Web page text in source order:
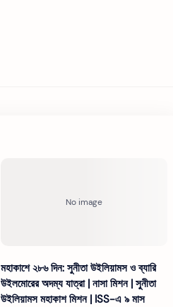
মহাকাশে ২৮৬ দিন: সুনীতা উইলিয়ামস ও ব্যারি
উইলমোরের অদম্য যাত্রা | নাসা মিশন | সুনীতা
উইলিয়ামস মহাকাশ মিশন | ISS-এ ৯ মাস